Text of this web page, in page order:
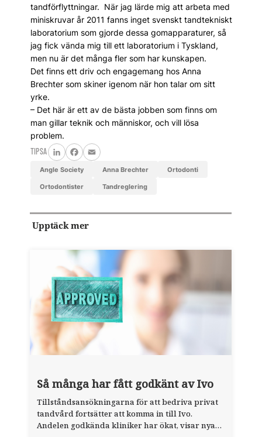
tandförflyttningar. När jag lärde mig att arbeta med
miniskruvar år 2011 fanns inget svenskt tandtekniskt
laboratorium som gjorde dessa gom­apparaturer, så
jag fick vända mig till ett laboratorium i Tyskland,
men nu är det många fler som har kunskapen.
Det finns ett driv och engagemang hos Anna
Brechter som skiner igenom när hon talar om sitt
yrke.
– Det här är ett av de bästa jobben som finns om
man gillar teknik och människor, och vill lösa
problem.
TIPSA
LinkedInFacebook
Email
Angle Society Anna Brechter ortodonti
ortodontister tandreglering
Upptäck mer
Så många har fått godkänt av Ivo
Tillståndsansökningarna för att bedriva privat
tandvård fortsätter att komma in till Ivo.
Andelen godkända kliniker har ökat, visar nya